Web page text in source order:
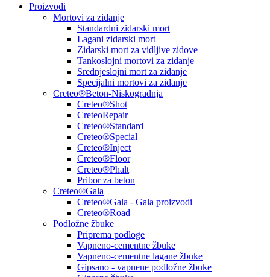
Proizvodi
Mortovi za zidanje
Standardni zidarski mort
Lagani zidarski mort
Zidarski mort za vidljive zidove
Tankoslojni mortovi za zidanje
Srednjeslojni mort za zidanje
Specijalni mortovi za zidanje
Creteo®Beton-Niskogradnja
Creteo®Shot
CreteoRepair
Creteo®Standard
Creteo®Special
Creteo®Inject
Creteo®Floor
Creteo®Phalt
Pribor za beton
Creteo®Gala
Creteo®Gala - Gala proizvodi
Creteo®Road
Podložne žbuke
Priprema podloge
Vapneno-cementne žbuke
Vapneno-cementne lagane žbuke
Gipsano - vapnene podložne žbuke